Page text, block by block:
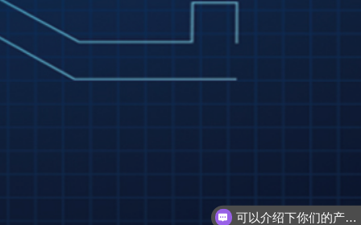
可以介绍下你们的产品么